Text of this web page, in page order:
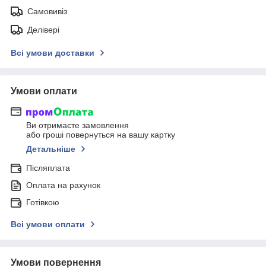
Самовивіз
Делівері
Всі умови доставки
Умови оплати
Ви отримаєте замовлення
або гроші повернуться на вашу картку
Детальніше
Післяплата
Оплата на рахунок
Готівкою
Всі умови оплати
Умови повернення